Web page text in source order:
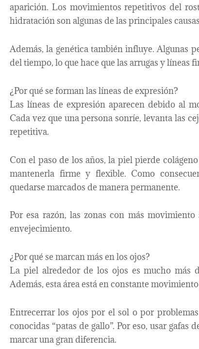
aparición. Los movimientos repetitivos del
hidratación son algunas de las principales
Además, la genética también influye. Algunas
del tiempo, lo que hace que las arrugas y líneas
¿Por qué se forman las líneas de expresión?
Las líneas de expresión aparecen debido al
Cada vez que una persona sonríe, levanta las
repetitiva.
Con el paso de los años, la piel pierde
mantenerla firme y flexible. Como
quedarse marcados de manera permanente.
Por esa razón, las zonas con más
envejecimiento.
¿Por qué se marcan más en los ojos?
La piel alrededor de los ojos es mucho más
Además, esta área está en constante
Entrecerrar los ojos por el sol o por
conocidas “patas de gallo”. Por eso, usar
marcar una gran diferencia.